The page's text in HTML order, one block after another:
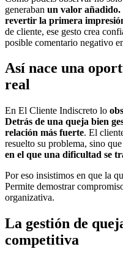
generaban un valor añadido.
revertir la primera
de cliente, ese gesto crea
posible comentario negativo
Así nace una
real
En El Cliente Indiscreto lo
Detrás de una queja bien
relación más fuerte. El
resuelto su problema, sino
en el que una dificultad se
Por eso insistimos en que la
Permite demostrar
organizativa.
La gestión de
competitiva